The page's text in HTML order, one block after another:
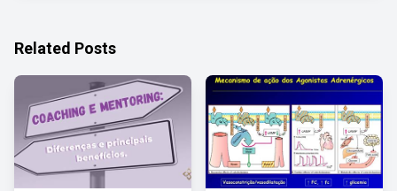
Related Posts